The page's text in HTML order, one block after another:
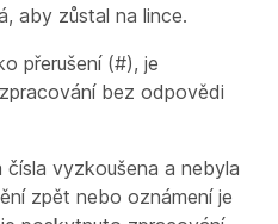
aby zůstal na lince.
přerušení (#), je
bez odpovědi
vyzkoušena a nebyla
zpět nebo oznámení je